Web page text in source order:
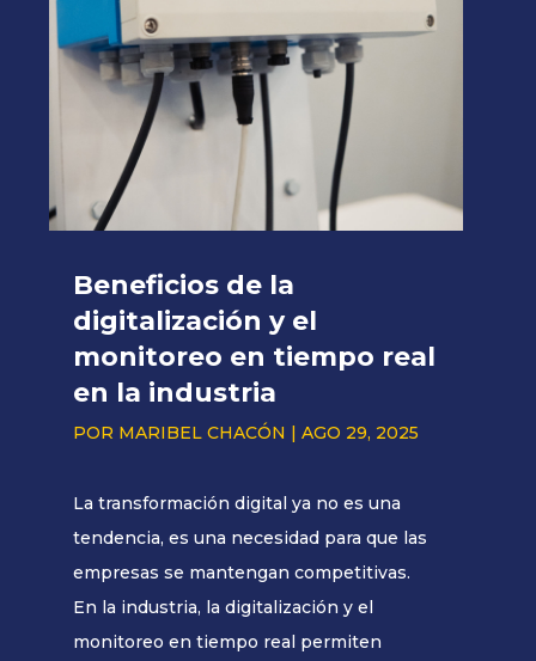
Beneficios de la
digitalización y el
monitoreo en tiempo real
en la industria
POR MARIBEL CHACÓN |AGO 29, 2025
La transformación digital ya no es una
tendencia, es una necesidad para que las
empresas se mantengan competitivas.
En la industria, la digitalización y el
monitoreo en tiempo real permiten